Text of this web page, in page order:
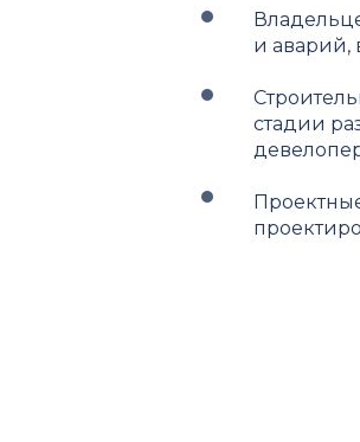
и аварий,
стадии